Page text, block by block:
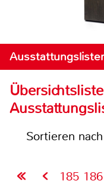
Sortieren nach
185 186